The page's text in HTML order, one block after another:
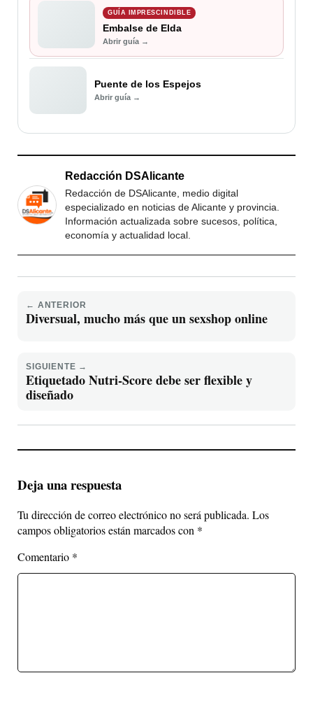
GUÍA IMPRESCINDIBLE
Embalse de Elda
Abrir guía →
Puente de los Espejos
Abrir guía →
Redacción DSAlicante
Redacción de DSAlicante, medio digital
especializado en noticias de Alicante y provincia.
Información actualizada sobre sucesos, política,
economía y actualidad local.
← ANTERIOR
Diversual, mucho más que un sexshop online
SIGUIENTE →
Etiquetado Nutri-Score debe ser flexible y
diseñado
Deja una respuesta
Tu dirección de correo electrónico no será publicada. Los
campos obligatorios están marcados con *
Comentario *